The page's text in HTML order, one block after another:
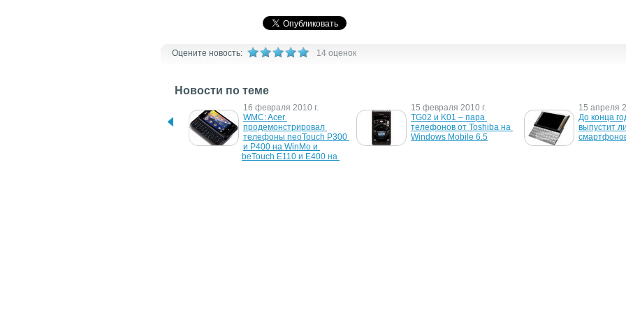
Оцените новость: 14 оценок
Новости по теме
Планшет Toshiba LT170 с
7-дюймовым тачскрином
16 февраля 2010 г.
WMC: Acer
продемонстрировал
телефоны neoTouch P300
и P400 на WinMo и
beTouch E110 и E400 на
15 февраля 2010 г.
TG02 и K01 – пара
телефонов от Toshiba на
Windows Mobile 6.5
15 апреля
До конца
выпустит